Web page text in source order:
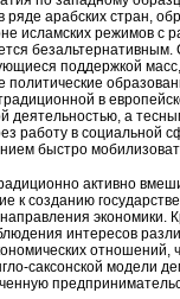
ряде арабских стран,
исламских режимов с
безальтернативным.
поддержкой
в
деятельностью, а
работу в социальной
быстро
активно
к созданию
экономики.
интересов
отношений,
саксонской модели